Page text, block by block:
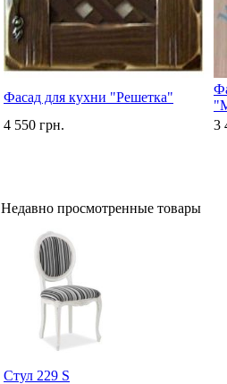
Фасад для кухни "Решетка"
4 550 грн.
3
Недавно просмотренные товары
Стул 229 S